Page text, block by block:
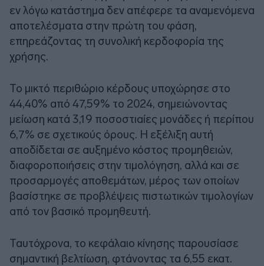
εν λόγω κατάστημα δεν απέφερε τα αναμενόμενα
αποτελέσματα στην πρώτη του φάση,
επηρεάζοντας τη συνολική κερδοφορία της
χρήσης.
Το μικτό περιθώριο κέρδους υποχώρησε στο
44,40% από 47,59% το 2024, σημειώνοντας
μείωση κατά 3,19 ποσοστιαίες μονάδες ή περίπου
6,7% σε σχετικούς όρους. Η εξέλιξη αυτή
αποδίδεται σε αυξημένο κόστος προμηθειών,
διαφοροποιήσεις στην τιμολόγηση, αλλά και σε
προσαρμογές αποθεμάτων, μέρος των οποίων
βασίστηκε σε προβλέψεις πιστωτικών τιμολογίων
από τον βασικό προμηθευτή.
Ταυτόχρονα, το κεφάλαιο κίνησης παρουσίασε
σημαντική βελτίωση, φτάνοντας τα 6,55 εκατ.